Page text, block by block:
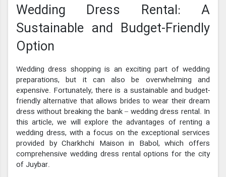
Wedding Dress Rental: A
Sustainable and Budget-Friendly
Option
Wedding dress shopping is an exciting part of wedding
preparations, but it can also be overwhelming and
expensive. Fortunately, there is a sustainable and budget-
friendly alternative that allows brides to wear their dream
dress without breaking the bank – wedding dress rental. In
this article, we will explore the advantages of renting a
wedding dress, with a focus on the exceptional services
provided by Charkhchi Maison in Babol, which offers
comprehensive wedding dress rental options for the city
of Juybar.